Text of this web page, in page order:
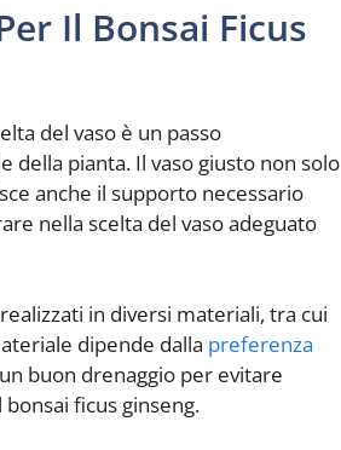
Il Bonsai Ficus
del vaso è un passo
pianta. Il vaso giusto non solo
anche il supporto necessario
nella scelta del vaso adeguato
in diversi materiali, tra cui
dipende dalla preferenza
buon drenaggio per evitare
ficus ginseng.